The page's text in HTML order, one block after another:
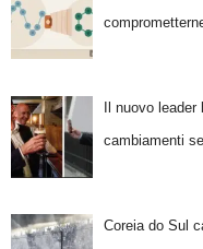
Il nuovo leader
cambiamenti
Coreia do Sul